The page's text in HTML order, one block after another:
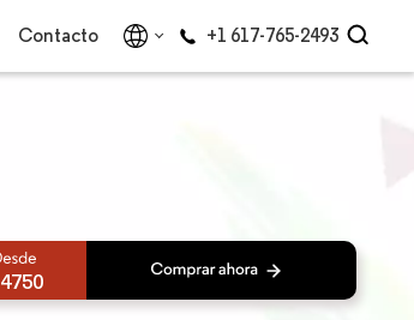
Contacto +1 617-765-2493
4750